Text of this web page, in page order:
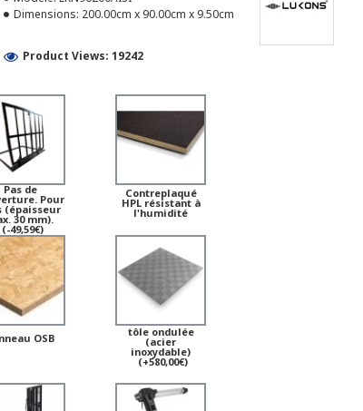
Dimensions: 200.00cm x 90.00cm x 9.50cm
Product Views: 19242
Pas de
Pour
(épaisseur
30 mm).
(-49,59€)
Contreplaqué
HPL résistant à
l'humidité
OSB tôle ondulée
(acier
inoxydable)
(+580,00€)